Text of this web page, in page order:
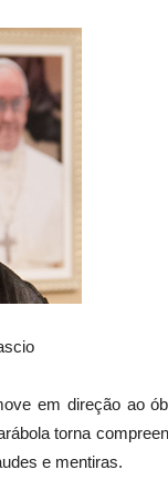
em direção ao
torna
e mentiras.